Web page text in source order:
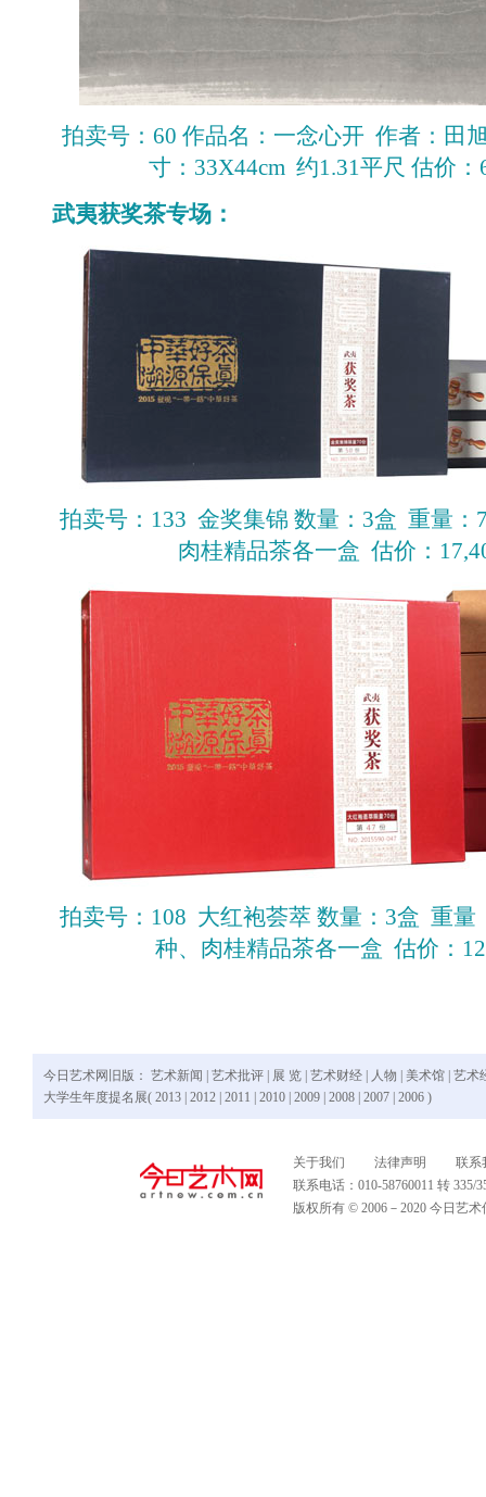
拍卖号：60 作品名：一念心开 作者：田
寸：33X44cm 约1.31平尺 估价：
武夷获奖茶专场：
拍卖号：133 金奖集锦 数量：3盒 重量：
肉桂精品茶各一盒 估价：
拍卖号：108 大红袍荟萃 数量：3盒 重量
种、肉桂精品茶各一盒 估价：
今日艺术网旧版： 艺术新闻 艺术批评 展 览 艺术财经 人物 美术馆 艺术
大学生年度提名展( 2013 2012 2011 2010 2009 2008 2007 2006 )
关于我们 法律声明
联系
联系电话：010-58760011 转
版权所有 © 2006－2020 今日艺